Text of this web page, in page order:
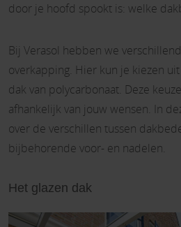
door je hoofd spookt is: welke
Bij Verasol hebben we
overkapping. Hier kun je kiezen
dak van polycarbonaat. Deze
afhankelijk van jouw wensen. In
over de verschillen tussen
bijbehorende voor- en nadelen.
Het glazen dak